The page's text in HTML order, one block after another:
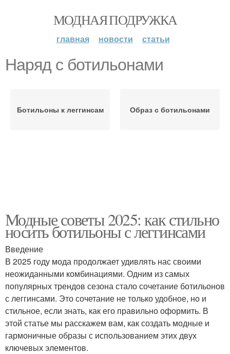
МОДНАЯ ПОДРУЖКА
главная новости статьи
Наряд с ботильонами
Ботильоны к леггинсам Образ с ботильонами
Модные советы 2025: как стильно
носить ботильоны с леггинсами
Введение
В 2025 году мода продолжает удивлять нас своими
неожиданными комбинациями. Одним из самых
популярных трендов сезона стало сочетание ботильонов
с леггинсами. Это сочетание не только удобное, но и
стильное, если знать, как его правильно оформить. В
этой статье мы расскажем вам, как создать модные и
гармоничные образы с использованием этих двух
ключевых элементов.